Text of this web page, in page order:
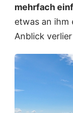
mehrfach
etwas an ihm
Anblick